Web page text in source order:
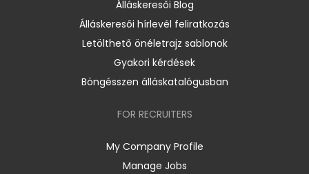
Álláskeresői Blog
Álláskeresői hírlevél feliratkozás
Letölthető önéletrajz sablonok
Gyakori kérdések
Böngésszen álláskatalógusban
FOR RECRUITERS
My Company Profile
Manage Jobs